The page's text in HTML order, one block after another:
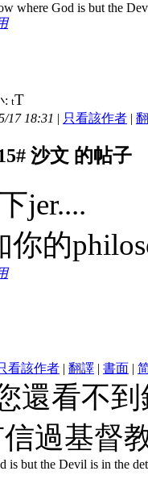
where God is but the
: tT
17 18:31 | 只看該作者 |
沙文 的帖子
jer....
你的
看該作者 | 翻譯 | 書面 |
還看不
過基督
is but the Devil is in the